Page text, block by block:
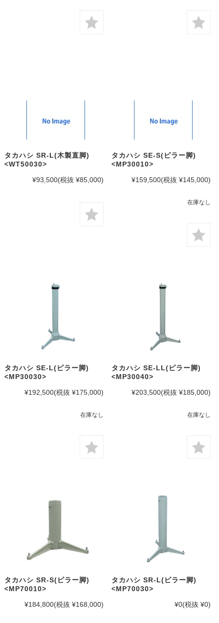
タカハシ SR-L(木製直脚)
<WT50030>
¥93,500(税抜 ¥85,000)
タカハシ SE-S(ピラー脚)
<MP30010>
¥159,500(税抜 ¥145,000)
在庫なし
タカハシ SE-L(ピラー脚)
<MP30030>
¥192,500(税抜 ¥175,000)
在庫なし
タカハシ SE-LL(ピラー脚)
<MP30040>
¥203,500(税抜 ¥185,000)
在庫なし
タカハシ SR-S(ピラー脚)
<MP70010>
¥184,800(税抜 ¥168,000)
タカハシ SR-L(ピラー脚)
<MP70030>
¥0(税抜 ¥0)